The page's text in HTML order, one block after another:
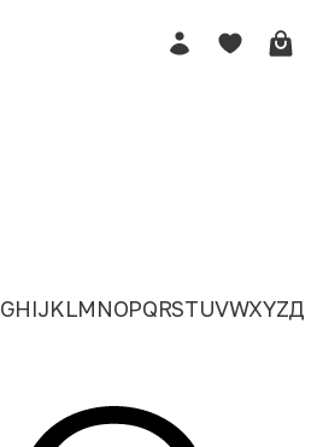
GHIJKLMNOPQRSTUVWXYZД